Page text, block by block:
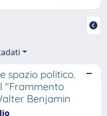
spazio politico.
"Frammento
Benjamin